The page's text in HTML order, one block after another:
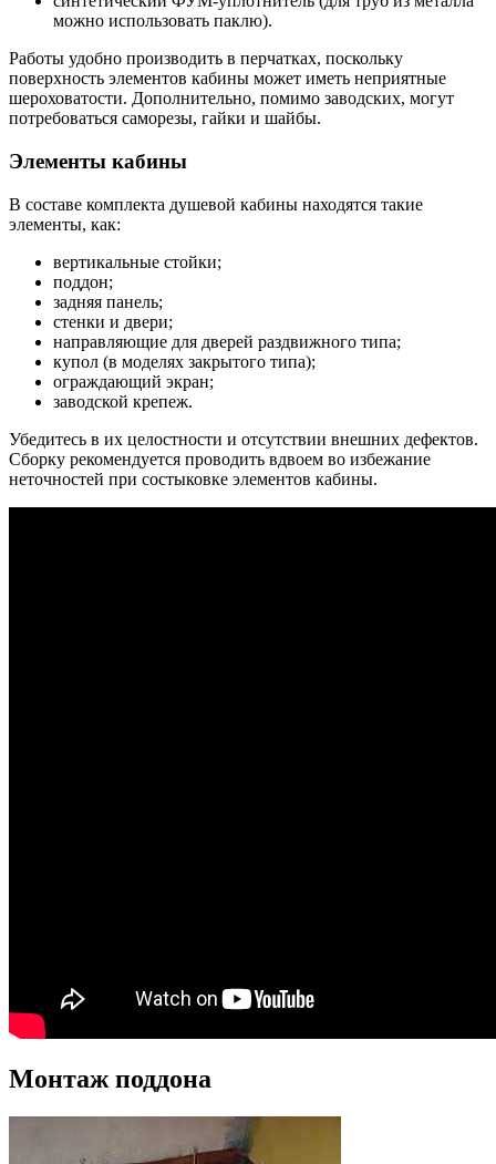
можно использовать паклю).
Работы удобно производить в перчатках, поскольку
поверхность элементов кабины может иметь неприятные
шероховатости. Дополнительно, помимо заводских, могут
потребоваться саморезы, гайки и шайбы.
Элементы кабины
В составе комплекта душевой кабины находятся такие
элементы, как:
вертикальные стойки;
поддон;
задняя панель;
стенки и двери;
направляющие для дверей раздвижного типа;
купол (в моделях закрытого типа);
ограждающий экран;
заводской крепеж.
Убедитесь в их целостности и отсутствии внешних дефектов.
Сборку рекомендуется проводить вдвоем во избежание
неточностей при состыковке элементов кабины.
Монтаж поддона